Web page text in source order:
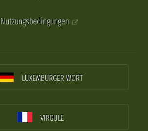
Nutzungsbedingungen
LUXEMBURGER WORT
VIRGULE